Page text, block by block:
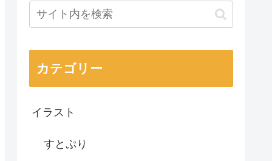
カテゴリー
イラスト
すとぷり